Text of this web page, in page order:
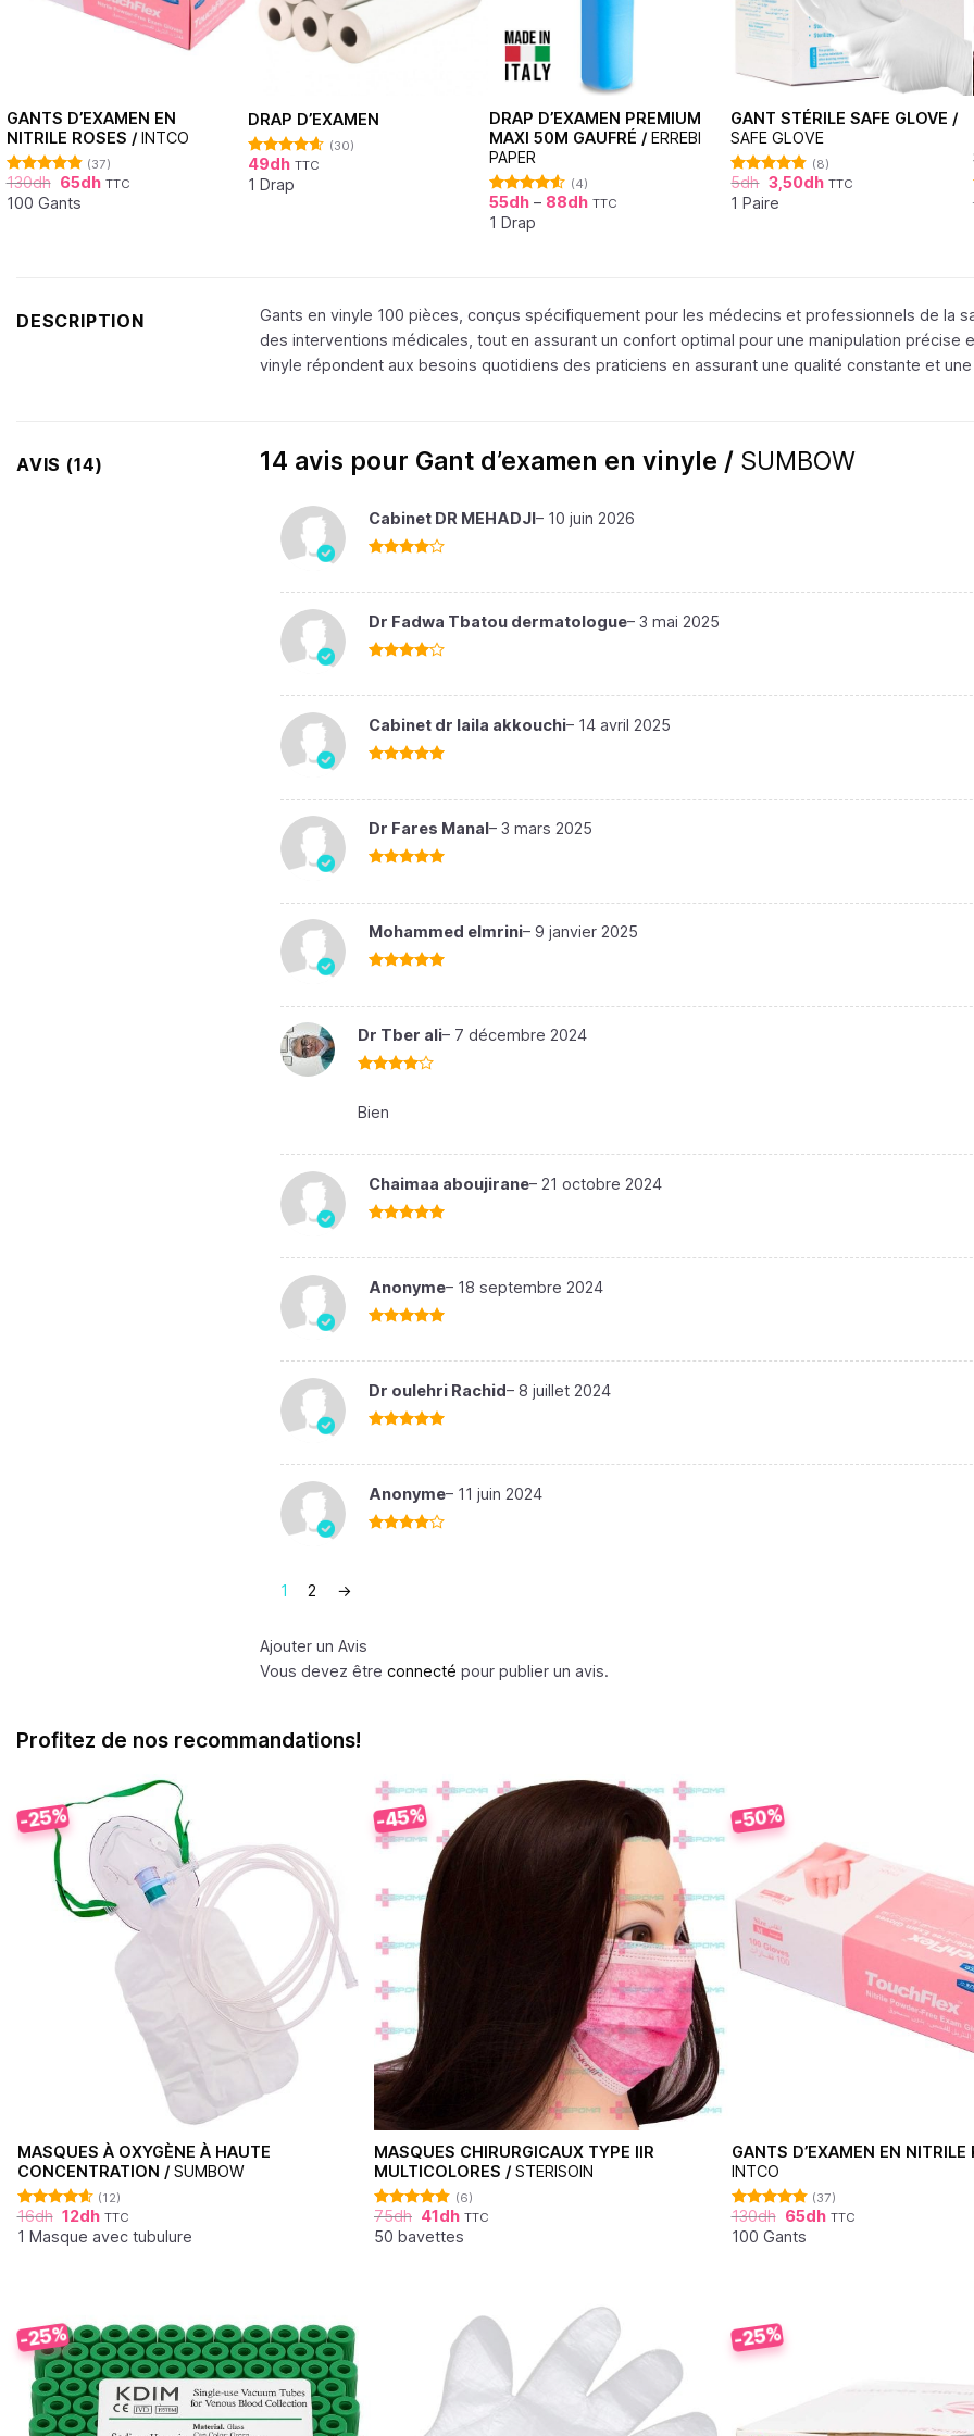
GANTS D’EXAMEN EN
NITRILE ROSES / INTCO
Note4.86
sur 5
(37)
130dh 65dh TTC
100 Gants
DRAP D’EXAMEN
Note4.62
sur 5
(30)
49dh TTC
1 Drap
DRAP D’EXAMEN PREMIUM
MAXI 50M GAUFRÉ /ERREBI
PAPER
Note4.50
sur 5
(4)
55dh – 88dh TTC
1 Drap
GANT STÉRILE SAFE GLOVE /
SAFE GLOVE
Note 4.75
sur 5
(8)
5dh 3,50dh TTC
1 Paire
DESCRIPTION
Gants en vinyle 100 pièces, conçus spécifiquement pour les médecins et professionnels de la
des interventions médicales, tout en assurant un confort optimal pour une manipulation
vinyle répondent aux besoins quotidiens des praticiens en assurant une qualité constante et
AVIS (14) 14 avis pour Gant d’examen en vinyle / SUMBOW
Cabinet DR MEHADJI– 10 juin 2026
Dr Fadwa Tbatou dermatologue– 3 mai 2025
Cabinet dr laila akkouchi– 14 avril 2025
Dr Fares Manal– 3 mars 2025
Mohammed elmrini– 9 janvier 2025
Dr Tber ali– 7 décembre 2024
Bien
Chaimaa aboujirane– 21 octobre 2024
Anonyme– 18 septembre 2024
Dr oulehri Rachid– 8 juillet 2024
Anonyme– 11 juin 2024
1 2 →
Ajouter un Avis
Vous devez être connecté pour publier un avis.
Profitez de nos recommandations!
-25%
MASQUES À OXYGÈNE À HAUTE
CONCENTRATION / SUMBOW
Note 4.64
sur 5
(12)
16dh 12dh TTC
1 Masque avec tubulure
-45%
MASQUES CHIRURGICAUX TYPE IIR
MULTICOLORES / STERISOIN
Note4.83
sur 5
(6)
75dh 41dh TTC
50 bavettes
-50%
GANTS D’EXAMEN EN NITRILE
INTCO
Note4.86
sur 5
(37)
130dh 65dh TTC
100 Gants
-25% -25%